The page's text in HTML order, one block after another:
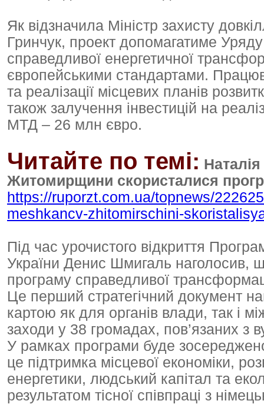
Як відзначила Міністр захисту
Гринчук, проект допомагатиме
справедливої енергетичної
європейськими стандартами.
та реалізації місцевих планів
також залучення інвестицій на
МТД – 26 млн євро.
Читайте по темі:
Житомирщини скористалися
https://ruporzt.com.ua/topnews/
meshkancv-zhitomirschini-
Під час урочистого відкриття
України Денис Шмигаль наголосив,
програму справедливої
Це перший стратегічний документ
картою як для органів влади, так і
заходи у 38 громадах, пов’язаних з
У рамках програми буде
це підтримка місцевої економіки,
енергетики, людський капітал та
результатом тісної співпраці з